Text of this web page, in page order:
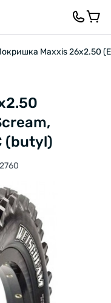
Maxxis 26x2.50
(butyl)
ТА ЗАПИТАННЯ